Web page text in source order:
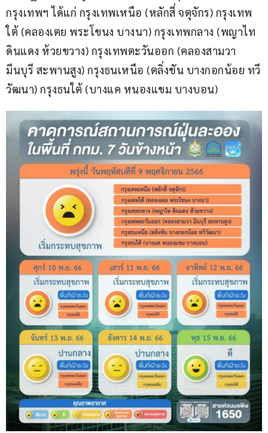
กรุงเทพฯ ได้แก่ กรุงเทพเหนือ (หลักสี่ จตุจักร) กรุงเทพ
ใต้ (คลองเตย พระโขนง บางนา) กรุงเทพกลาง (พญาไท
ดินแดง ห้วยขวาง) กรุงเทพตะวันออก (คลองสามวา
มีนบุรี สะพานสูง) กรุงธนเหนือ (ตลิ่งชัน บางกอกน้อย ทวี
วัฒนา) กรุงธนใต้ (บางแค หนองแขม บางบอน)